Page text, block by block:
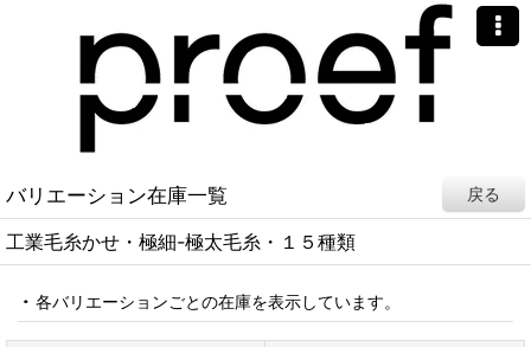
バリエーション在庫一覧 戻る
工業毛糸かせ・極細-極太毛糸・１５種類
各バリエーションごとの在庫を表示しています。